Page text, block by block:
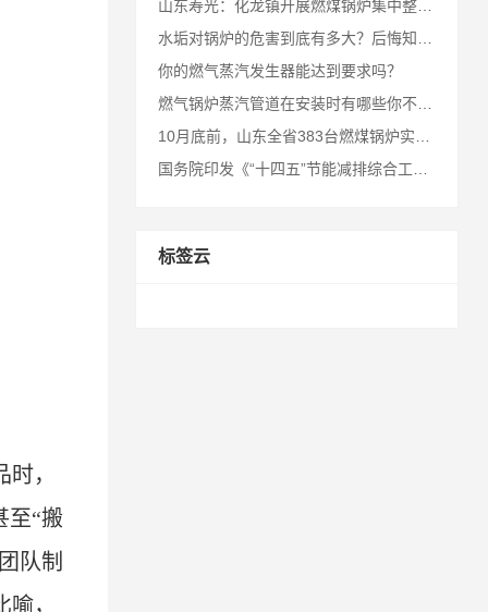
，
至“搬
队制
，
你的燃气蒸汽发生器能达到要求吗？
标签云